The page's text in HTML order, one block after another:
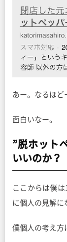
あー。なるほど
面白いなー。
”脱ホット
いいのか？
ここからは僕
に個人の見解に
僕個人の考え